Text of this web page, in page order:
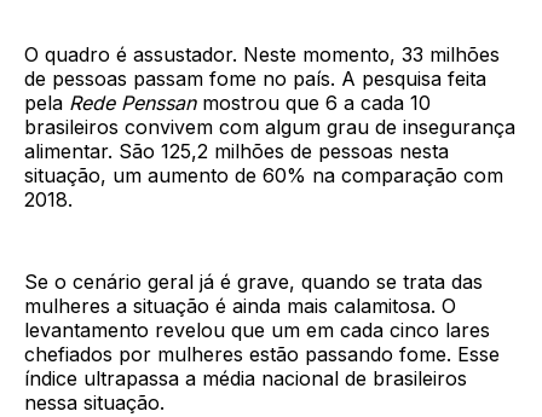
O quadro é assustador. Neste momento, 33 milhões
de pessoas passam fome no país. A pesquisa feita
pela Rede Penssanmostrou que 6 a cada 10
brasileiros convivem com algum grau de insegurança
alimentar. São 125,2 milhões de pessoas nesta
situação, um aumento de 60% na comparação com
2018.
Se o cenário geral já é grave, quando se trata das
mulheres a situação é ainda mais calamitosa. O
levantamento revelou que um em cada cinco lares
chefiados por mulheres estão passando fome. Esse
índice ultrapassa a média nacional de brasileiros
nessa situação.